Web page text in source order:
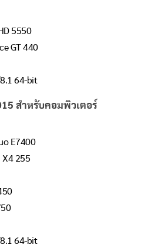
5550
GT 440
64-bit
สำหรับคอมพิวเตอร์
E7400
X4 255
64-bit